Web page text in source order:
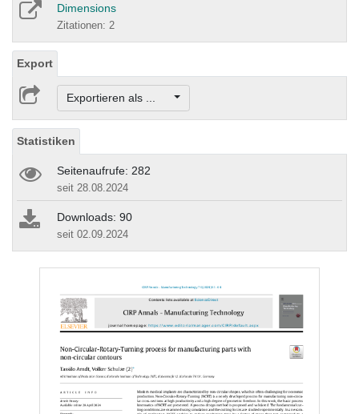
Dimensions
Zitationen: 2
Export
Exportieren als ...
Statistiken
Seitenaufrufe: 282
seit 28.08.2024
Downloads: 90
seit 02.09.2024